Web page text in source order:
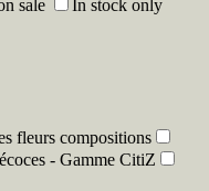
sale In stock only
fleurs compositions
- Gamme CitiZ